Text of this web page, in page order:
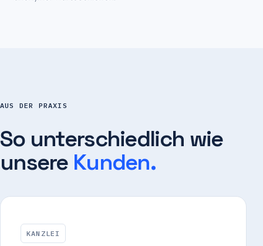
AUS DER PRAXIS
So unterschiedlich wie
unsere Kunden.
KANZLEI